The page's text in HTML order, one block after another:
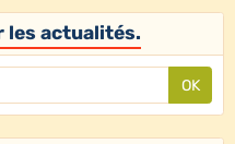
les actualités.
OK